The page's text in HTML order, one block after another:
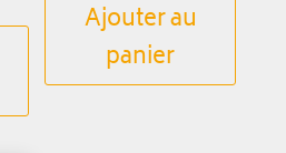
Ajouter au
panier